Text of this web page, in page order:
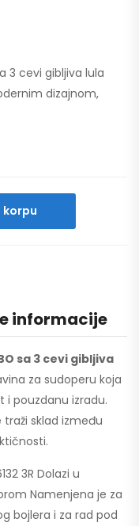
3 cevi gibljiva lula
dizajnom,
korpu
informacije
sa 3 cevi gibljiva
za sudoperu koja
i pouzdanu izradu.
sklad između
3R Dolazi u
Namenjena je za
bojlera i za rad pod